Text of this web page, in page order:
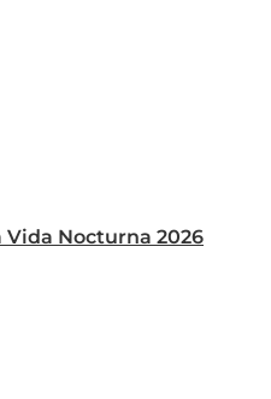
Vida Nocturna 2026